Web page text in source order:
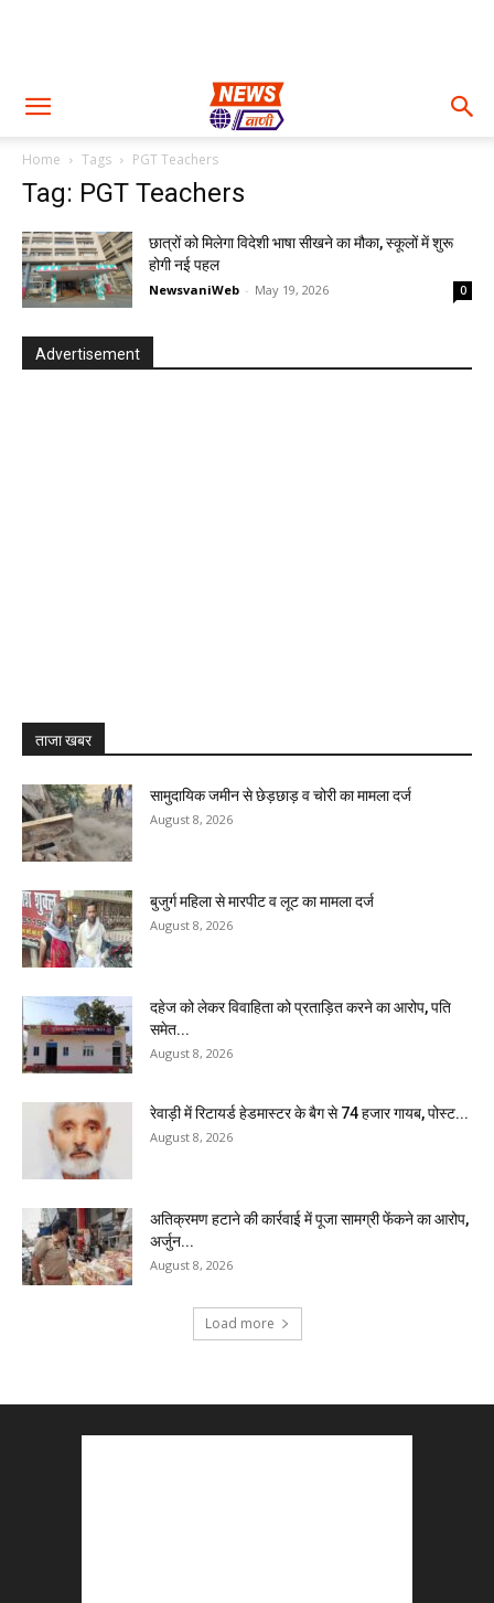
Home Tags PGT Teachers
Tag: PGT Teachers
छात्रों को मिलेगा विदेशी भाषा सीखने का मौका, स्कूलों में शुरू
होगी नई पहल
NewsvaniWeb - May 19, 2026 0
Advertisement
ताजा खबर
सामुदायिक जमीन से छेड़छाड़ व चोरी का मामला दर्ज
August 8, 2026
बुजुर्ग महिला से मारपीट व लूट का मामला दर्ज
August 8, 2026
दहेज को लेकर विवाहिता को प्रताड़ित करने का आरोप, पति
समेत...
August 8, 2026
रेवाड़ी में रिटायर्ड हेडमास्टर के बैग से ₹74 हजार गायब, पोस्ट...
August 8, 2026
अतिक्रमण हटाने की कार्रवाई में पूजा सामग्री फेंकने का आरोप,
अर्जुन...
August 8, 2026
Load more